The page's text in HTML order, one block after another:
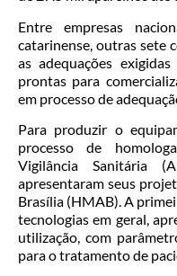
Entre empresas
catarinense, outras sete
as adequações
prontas para
em processo de
Para produzir o
processo de
Vigilância Sanitária
apresentaram seus
Brasília (HMAB). A
tecnologias em geral,
utilização, com
para o tratamento de